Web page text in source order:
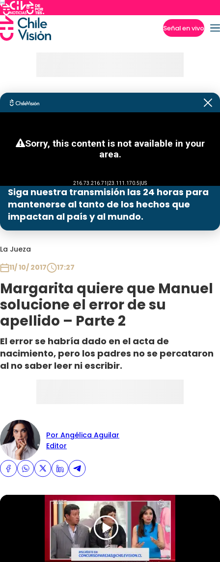
Señal en vivo
Siga nuestra transmisión las 24 horas para
mantenerse al tanto de los hechos que
impactan al país y al mundo.
La Jueza
11/ 10/ 2017
17:27
Margarita quiere que Manuel
solucione el error de su
apellido – Parte 2
El error se habría dado en el acta de
nacimiento, pero los padres no se percataron
al no saber leer ni escribir.
Por Angélica Aguilar
Editor
Programas
Club De La Comedia
Contigo en Directo
Plan Perfecto
El Tiempo
Sabingo
Todos Los Programas